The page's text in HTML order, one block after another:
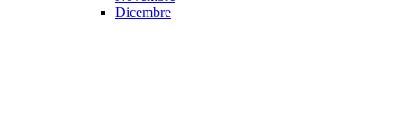
Dicembre